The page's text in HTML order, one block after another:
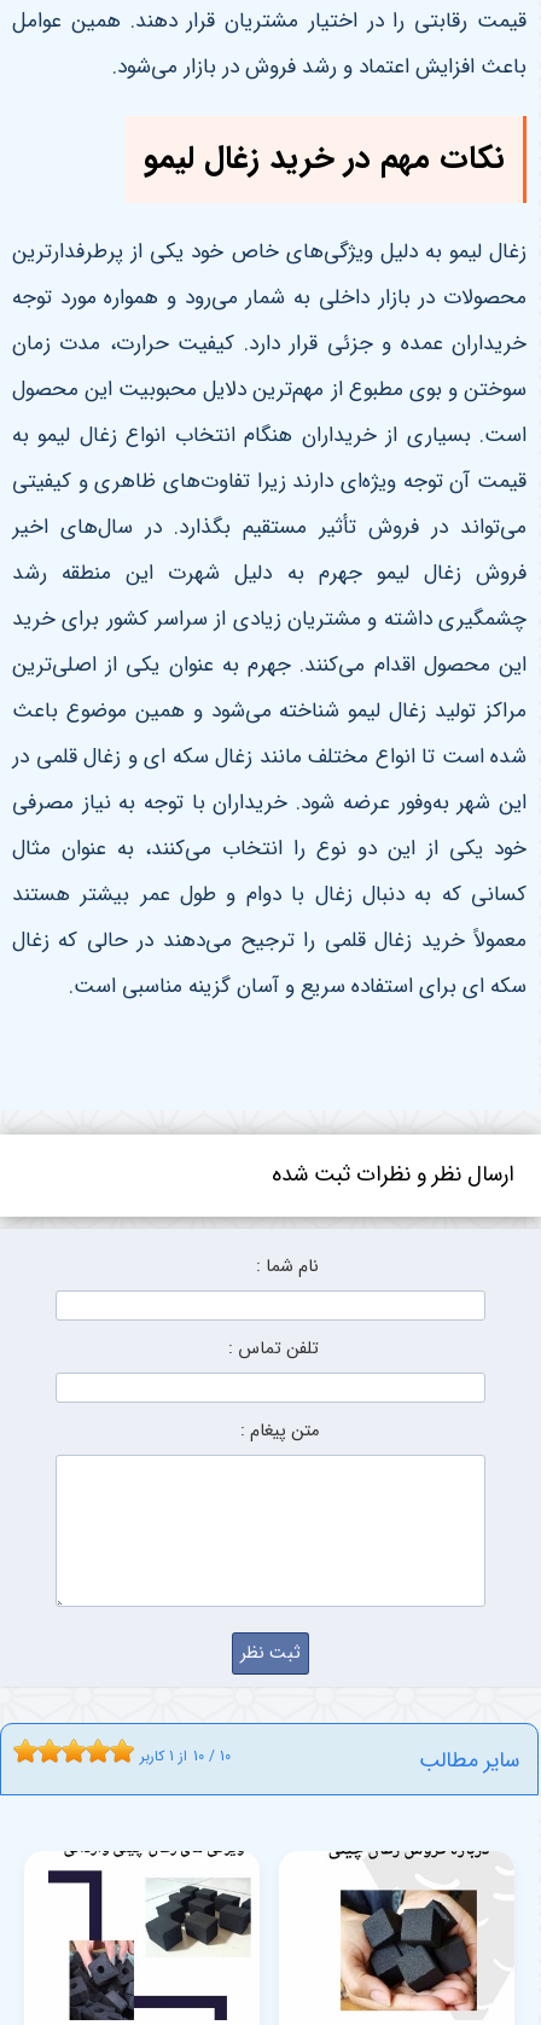
قیمت رقابتی را در اختیار مشتریان قرار دهند. همین عوامل
باعث افزایش اعتماد و رشد فروش در بازار می‌شود.
نکات مهم در خرید زغال لیمو
زغال لیمو به دلیل ویژگی‌های خاص خود یکی از پرطرفدارترین
محصولات در بازار داخلی به شمار می‌رود و همواره مورد توجه
خریداران عمده و جزئی قرار دارد. کیفیت حرارت، مدت زمان
سوختن و بوی مطبوع از مهم‌ترین دلایل محبوبیت این محصول
است. بسیاری از خریداران هنگام انتخاب انواع زغال لیمو به
قیمت آن توجه ویژه‌ای دارند زیرا تفاوت‌های ظاهری و کیفیتی
می‌تواند در فروش تأثیر مستقیم بگذارد. در سال‌های اخیر
فروش زغال لیمو جهرم به دلیل شهرت این منطقه رشد
چشمگیری داشته و مشتریان زیادی از سراسر کشور برای خرید
این محصول اقدام می‌کنند. جهرم به عنوان یکی از اصلی‌ترین
مراکز تولید زغال لیمو شناخته می‌شود و همین موضوع باعث
شده است تا انواع مختلف مانند زغال سکه ای و زغال قلمی در
این شهر به‌وفور عرضه شود. خریداران با توجه به نیاز مصرفی
خود یکی از این دو نوع را انتخاب می‌کنند، به عنوان مثال
کسانی که به دنبال زغال با دوام و طول عمر بیشتر هستند
معمولاً خرید زغال قلمی را ترجیح می‌دهند در حالی که زغال
سکه ای برای استفاده سریع و آسان گزینه مناسبی است.
ارسال نظر و نظرات ثبت شده
نام شما :
تلفن تماس :
متن پیغام :
سایر مطالب 10 / 10 از 1 کاربر